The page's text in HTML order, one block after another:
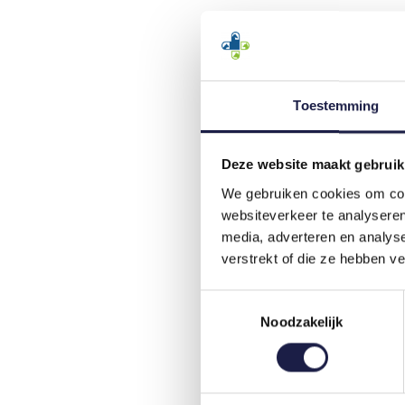
Toestemming
Deze website maakt
We gebruiken cookies om
websiteverkeer te
media, adverteren en
verstrekt of die ze hebben
Noodzakelijk